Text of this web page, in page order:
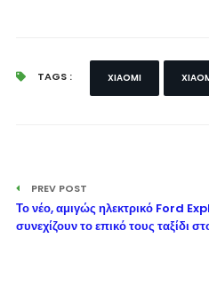
TAGS : XIAOMI
PREV POST
Το νέο, αμιγώς ηλεκτρικό Ford
συνεχίζουν το επικό τους ταξίδι